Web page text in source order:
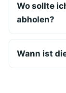
Wo sollte
abholen?
Wann ist